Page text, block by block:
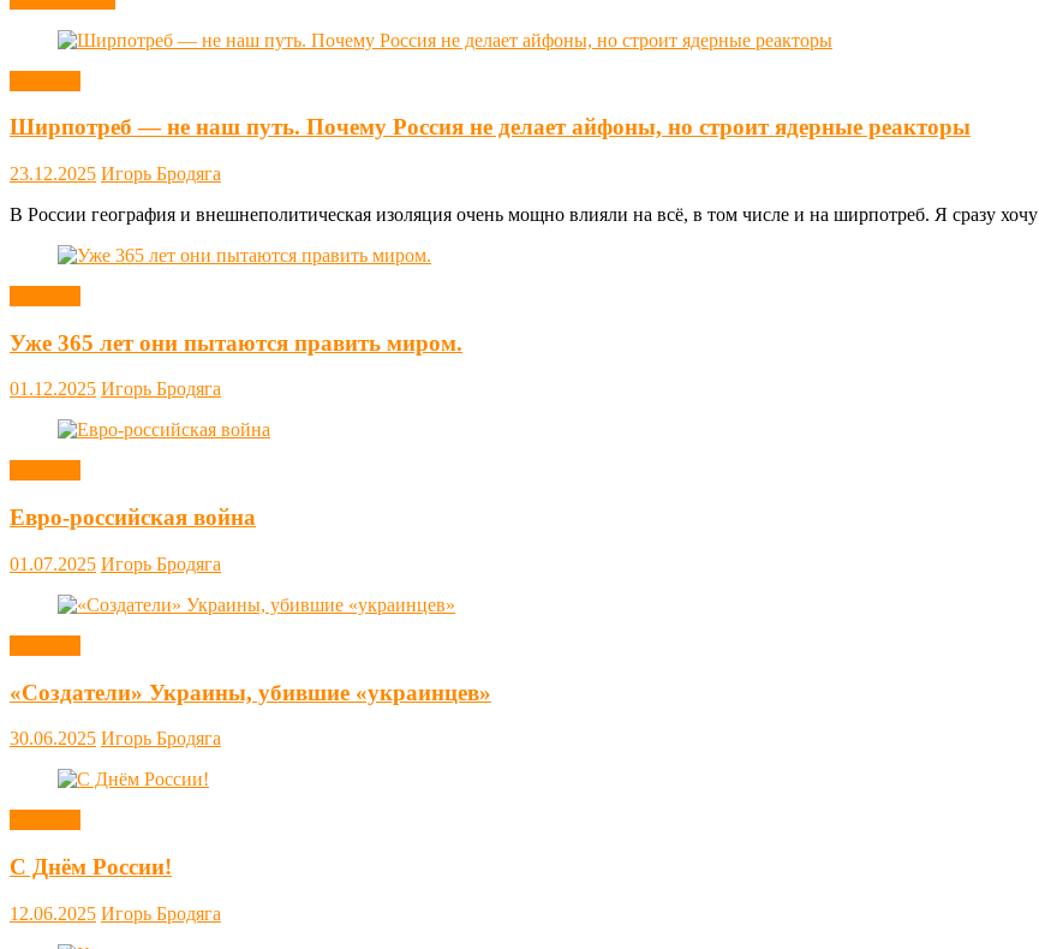
Ширпотреб — не наш путь. Почему Россия не делает айфоны, но строит ядерные реакторы
23.12.2025 Игорь Бродяга
В России география и внешнеполитическая изоляция очень мощно влияли на всё, в том числе и на ширпотреб. Я сразу хочу
Уже 365 лет они пытаются править миром.
01.12.2025 Игорь Бродяга
Евро-российская война
01.07.2025 Игорь Бродяга
«Создатели» Украины, убившие «украинцев»
30.06.2025 Игорь Бродяга
С Днём России!
12.06.2025 Игорь Бродяга